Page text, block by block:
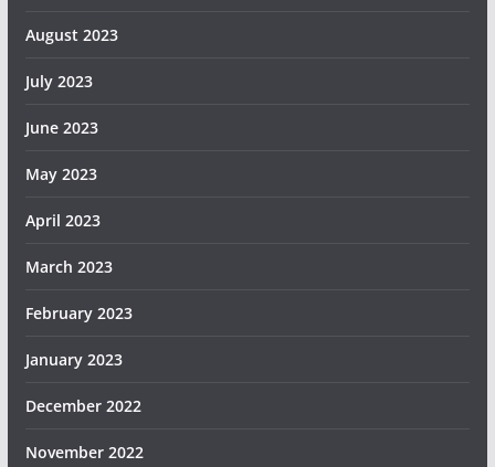
August 2023
July 2023
June 2023
May 2023
April 2023
March 2023
February 2023
January 2023
December 2022
November 2022